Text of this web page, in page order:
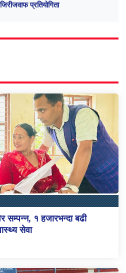
प्रतियोगिता
सम्पन्न, १ हजारभन्दा बढी
सेवा